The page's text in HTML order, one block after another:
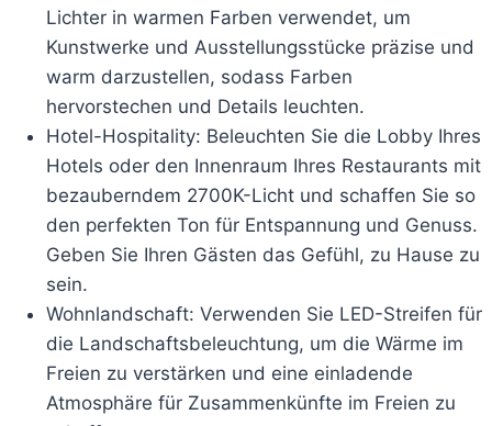
Lichter in warmen Farben verwendet, um
Kunstwerke und Ausstellungsstücke präzise und
warm darzustellen, sodass Farben
hervorstechen und Details leuchten.
Hotel-Hospitality: Beleuchten Sie die Lobby Ihres
Hotels oder den Innenraum Ihres Restaurants mit
bezauberndem 2700K-Licht und schaffen Sie so
den perfekten Ton für Entspannung und Genuss.
Geben Sie Ihren Gästen das Gefühl, zu Hause zu
sein.
Wohnlandschaft: Verwenden Sie LED-Streifen für
die Landschaftsbeleuchtung, um die Wärme im
Freien zu verstärken und eine einladende
Atmosphäre für Zusammenkünfte im Freien zu